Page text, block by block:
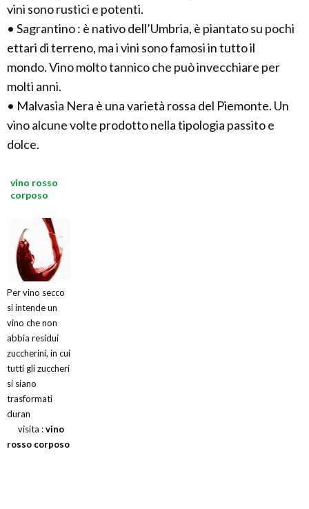
vini sono rustici e potenti.
• Sagrantino : è nativo dell’Umbria, è piantato su pochi
ettari di terreno, ma i vini sono famosi in tutto il
mondo. Vino molto tannico che può invecchiare per
molti anni.
• Malvasia Nera è una varietà rossa del Piemonte. Un
vino alcune volte prodotto nella tipologia passito e
dolce.
vino rosso
corposo
Per vino secco
si intende un
vino che non
abbia residui
zuccherini, in cui
tutti gli zuccheri
si siano
trasformati
duran
visita :vino
rosso corposo